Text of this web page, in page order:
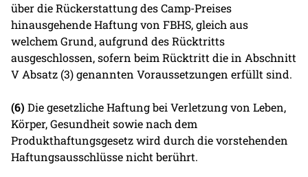
über die Rückerstattung des Camp-Preises
hinausgehende Haftung von FBHS, gleich aus
welchem Grund, aufgrund des Rücktritts
ausgeschlossen, sofern beim Rücktritt die in Abschnitt
V Absatz (3) genannten Voraussetzungen erfüllt sind.
(6) Die gesetzliche Haftung bei Verletzung von Leben,
Körper, Gesundheit sowie nach dem
Produkthaftungsgesetz wird durch die vorstehenden
Haftungsausschlüsse nicht berührt.